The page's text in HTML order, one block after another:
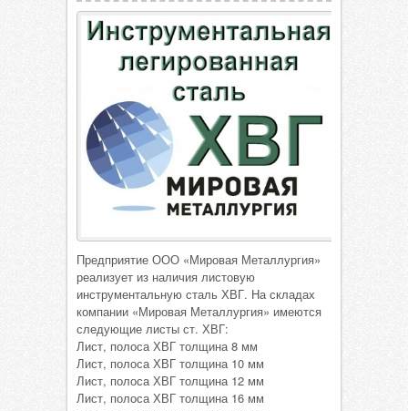
Предприятие ООО «Мировая Металлургия»
реализует из наличия листовую
инструментальную сталь ХВГ. На складах
компании «Мировая Металлургия» имеются
следующие листы ст. ХВГ:
Лист, полоса ХВГ толщина 8 мм
Лист, полоса ХВГ толщина 10 мм
Лист, полоса ХВГ толщина 12 мм
Лист, полоса ХВГ толщина 16 мм